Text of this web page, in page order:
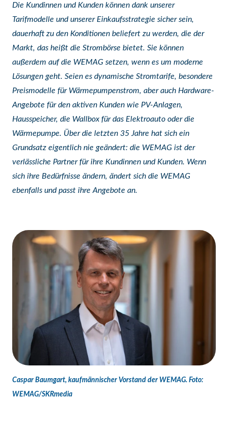
Die Kundinnen und Kunden können dank unserer
Tarifmodelle und unserer Einkaufsstrategie sicher sein,
dauerhaft zu den Konditionen beliefert zu werden, die der
Markt, das heißt die Strombörse bietet. Sie können
außerdem auf die WEMAG setzen, wenn es um moderne
Lösungen geht. Seien es dynamische Stromtarife, besondere
Preismodelle für Wärmepumpenstrom, aber auch Hardware-
Angebote für den aktiven Kunden wie PV-Anlagen,
Hausspeicher, die Wallbox für das Elektroauto oder die
Wärmepumpe. Über die letzten 35 Jahre hat sich ein
Grundsatz eigentlich nie geändert: die WEMAG ist der
verlässliche Partner für ihre Kundinnen und Kunden. Wenn
sich ihre Bedürfnisse ändern, ändert sich die WEMAG
ebenfalls und passt ihre Angebote an.
Caspar Baumgart, kaufmännischer Vorstand der WEMAG. Foto:
WEMAG/SKRmedia